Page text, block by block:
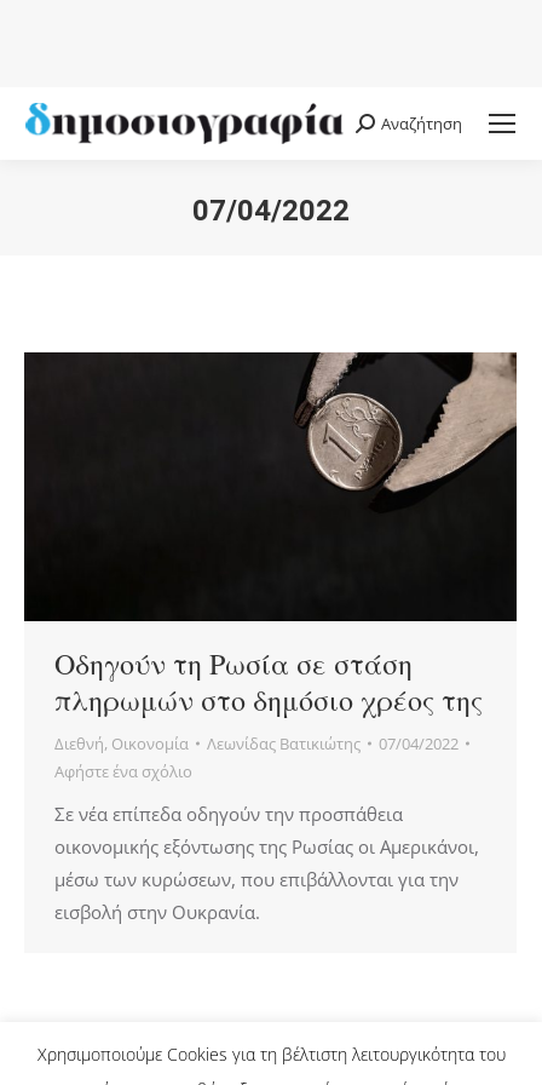
Search:
Αναζήτηση
07/04/2022
Οδηγούν τη Ρωσία σε στάση
πληρωμών στο δημόσιο χρέος της
Διεθνή, Οικονομία Λεωνίδας Βατικιώτης
07/04/2022
Αφήστε ένα σχόλιο
Σε νέα επίπεδα οδηγούν την προσπάθεια
οικονομικής εξόντωσης της Ρωσίας οι Αμερικάνοι,
μέσω των κυρώσεων, που επιβάλλονται για την
εισβολή στην Ουκρανία.
Χρησιμοποιούμε Cookies για τη βέλτιστη λειτουργικότητα του